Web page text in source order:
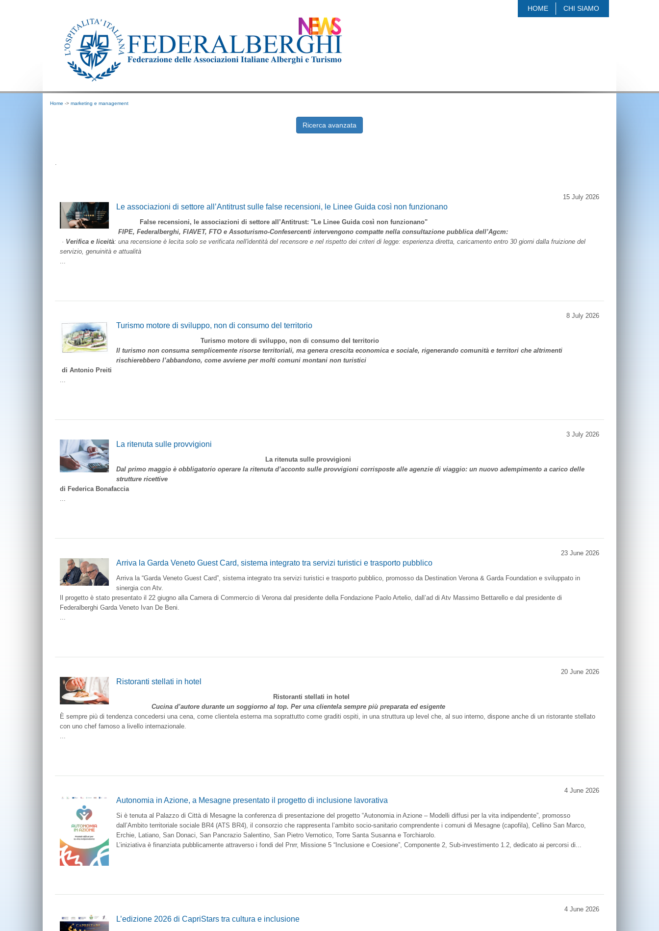
HOME CHI SIAMO
Home -> marketing e management
Ricerca avanzata
.
15 July 2026
Le associazioni di settore all’Antitrust sulle false recensioni, le Linee Guida così non funzionano
False recensioni, le associazioni di settore all’Antitrust: "Le Linee Guida così non funzionano"
FIPE, Federalberghi, FIAVET, FTO e Assoturismo-Confesercenti intervengono compatte nella consultazione pubblica dell’Agcm:
· Verifica e liceità: una recensione è lecita solo se verificata nell'identità del recensore e nel rispetto dei criteri di legge: esperienza diretta, caricamento entro 30 giorni dalla fruizione del
servizio, genuinità e attualità
...
8 July 2026
Turismo motore di sviluppo, non di consumo del territorio
Turismo motore di sviluppo, non di consumo del territorio
Il turismo non consuma semplicemente risorse territoriali, ma genera crescita economica e sociale, rigenerando comunità e territori che altrimenti
rischierebbero l’abbandono, come avviene per molti comuni montani non turistici
di Antonio Preiti
...
3 July 2026
La ritenuta sulle provvigioni
La ritenuta sulle provvigioni
Dal primo maggio è obbligatorio operare la ritenuta d’acconto sulle provvigioni corrisposte alle agenzie di viaggio: un nuovo adempimento a carico delle
strutture ricettive
di Federica Bonafaccia
...
23 June 2026
Arriva la Garda Veneto Guest Card, sistema integrato tra servizi turistici e trasporto pubblico
Arriva la “Garda Veneto Guest Card”, sistema integrato tra servizi turistici e trasporto pubblico, promosso da Destination Verona & Garda Foundation e sviluppato in
sinergia con Atv.
Il progetto è stato presentato il 22 giugno alla Camera di Commercio di Verona dal presidente della Fondazione Paolo Artelio, dall’ad di Atv Massimo Bettarello e dal presidente di
Federalberghi Garda Veneto Ivan De Beni.
...
20 June 2026
Ristoranti stellati in hotel
Ristoranti stellati in hotel
Cucina d’autore durante un soggiorno al top. Per una clientela sempre più preparata ed esigente
È sempre più di tendenza concedersi una cena, come clientela esterna ma soprattutto come graditi ospiti, in una struttura up level che, al suo interno, dispone anche di un ristorante stellato
con uno chef famoso a livello internazionale.
...
4 June 2026
Autonomia in Azione, a Mesagne presentato il progetto di inclusione lavorativa
Si è tenuta al Palazzo di Città di Mesagne la conferenza di presentazione del progetto “Autonomia in Azione – Modelli diffusi per la vita indipendente”, promosso
dall’Ambito territoriale sociale BR4 (ATS BR4), il consorzio che rappresenta l’ambito socio-sanitario comprendente i comuni di Mesagne (capofila), Cellino San Marco,
Erchie, Latiano, San Donaci, San Pancrazio Salentino, San Pietro Vernotico, Torre Santa Susanna e Torchiarolo.
L’iniziativa è finanziata pubblicamente attraverso i fondi del Pnrr, Missione 5 “Inclusione e Coesione”, Componente 2, Sub-investimento 1.2, dedicato ai percorsi di...
4 June 2026
L’edizione 2026 di CapriStars tra cultura e inclusione